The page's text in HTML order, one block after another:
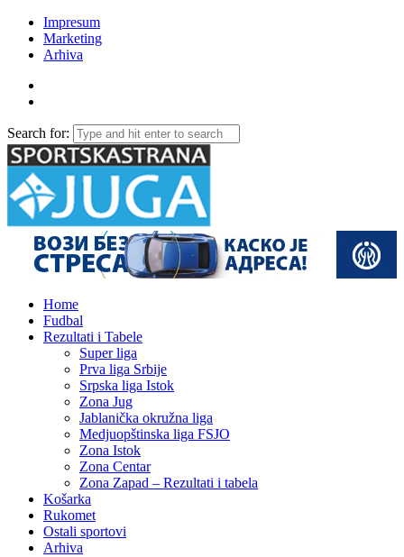
Impresum
Marketing
Arhiva
Search for:
Home
Fudbal
Rezultati i Tabele
Super liga
Prva liga Srbije
Srpska liga Istok
Zona Jug
Jablanička okružna liga
Medjuopštinska liga FSJO
Zona Istok
Zona Centar
Zona Zapad – Rezultati i tabela
Košarka
Rukomet
Ostali sportovi
Arhiva